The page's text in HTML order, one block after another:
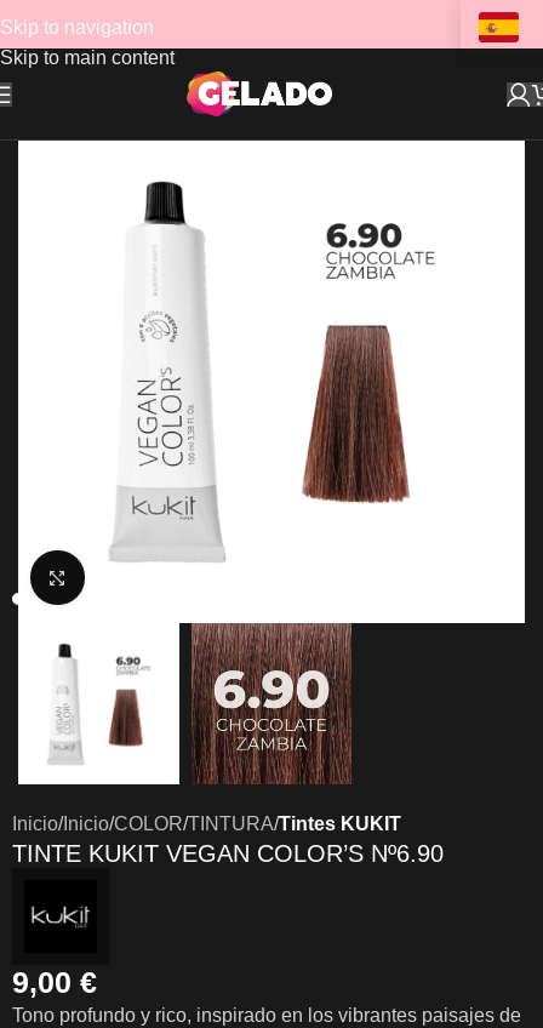
Skip to navigation
Skip to main content
Clic para ampliar
Inicio Inicio COLOR TINTURA Tintes KUKIT
TINTE KUKIT VEGAN COLOR’S Nº6.90
9,00 €
Tono profundo y rico, inspirado en los vibrantes paisajes de